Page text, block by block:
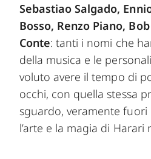
Sebastiao Salgado,
Bosso, Renzo Piano,
Conte: tanti i nomi che
della musica e le
voluto avere il tempo di
occhi, con quella stessa
sguardo, veramente fuori
l’arte e la magia di